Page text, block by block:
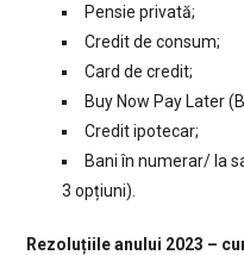
Pensie privată;
Credit de consum;
Card de credit;
Buy Now Pay Later
Credit ipotecar;
Bani în numerar/ la
3 opțiuni).
Rezoluțiile anului 2023 –